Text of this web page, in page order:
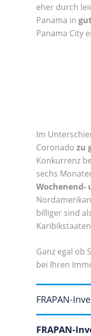
eher durch
Panama in
Panama City
Im
Coronado zu
Konkurrenz
sechs
Wochenend-
billiger sind
Ganz egal ob
bei Ihren
FRAPAN-
FRAPAN-